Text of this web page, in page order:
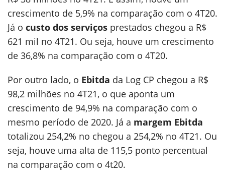
crescimento de 5,9% na comparação com o 4T20.
Já o custo dos serviços prestados chegou a R$
621 mil no 4T21. Ou seja, houve um crescimento
de 36,8% na comparação com o 4T20.
Por outro lado, o Ebitda da Log CP chegou a R$
98,2 milhões no 4T21, o que aponta um
crescimento de 94,9% na comparação com o
mesmo período de 2020. Já a margem Ebitda
totalizou 254,2% no chegou a 254,2% no 4T21. Ou
seja, houve uma alta de 115,5 ponto percentual
na comparação com o 4t20.